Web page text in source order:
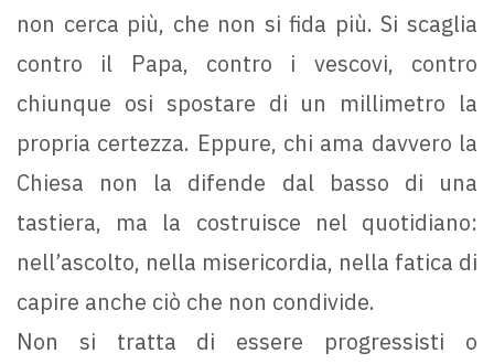
non cerca più, che non si fida più. Si scaglia
contro il Papa, contro i vescovi, contro
chiunque osi spostare di un millimetro la
propria certezza. Eppure, chi ama davvero la
Chiesa non la difende dal basso di una
tastiera, ma la costruisce nel quotidiano:
nell’ascolto, nella misericordia, nella fatica di
capire anche ciò che non condivide.
Non si tratta di essere progressisti o